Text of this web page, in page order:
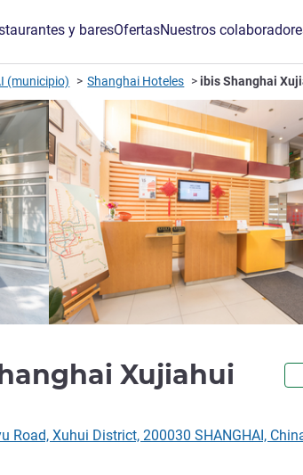
y baresOfertasNuestros
(municipio) Shanghai Hoteles ibis Shanghai
Xujiahui 3
Road, Xuhui District, 200030 SHANGHAI,